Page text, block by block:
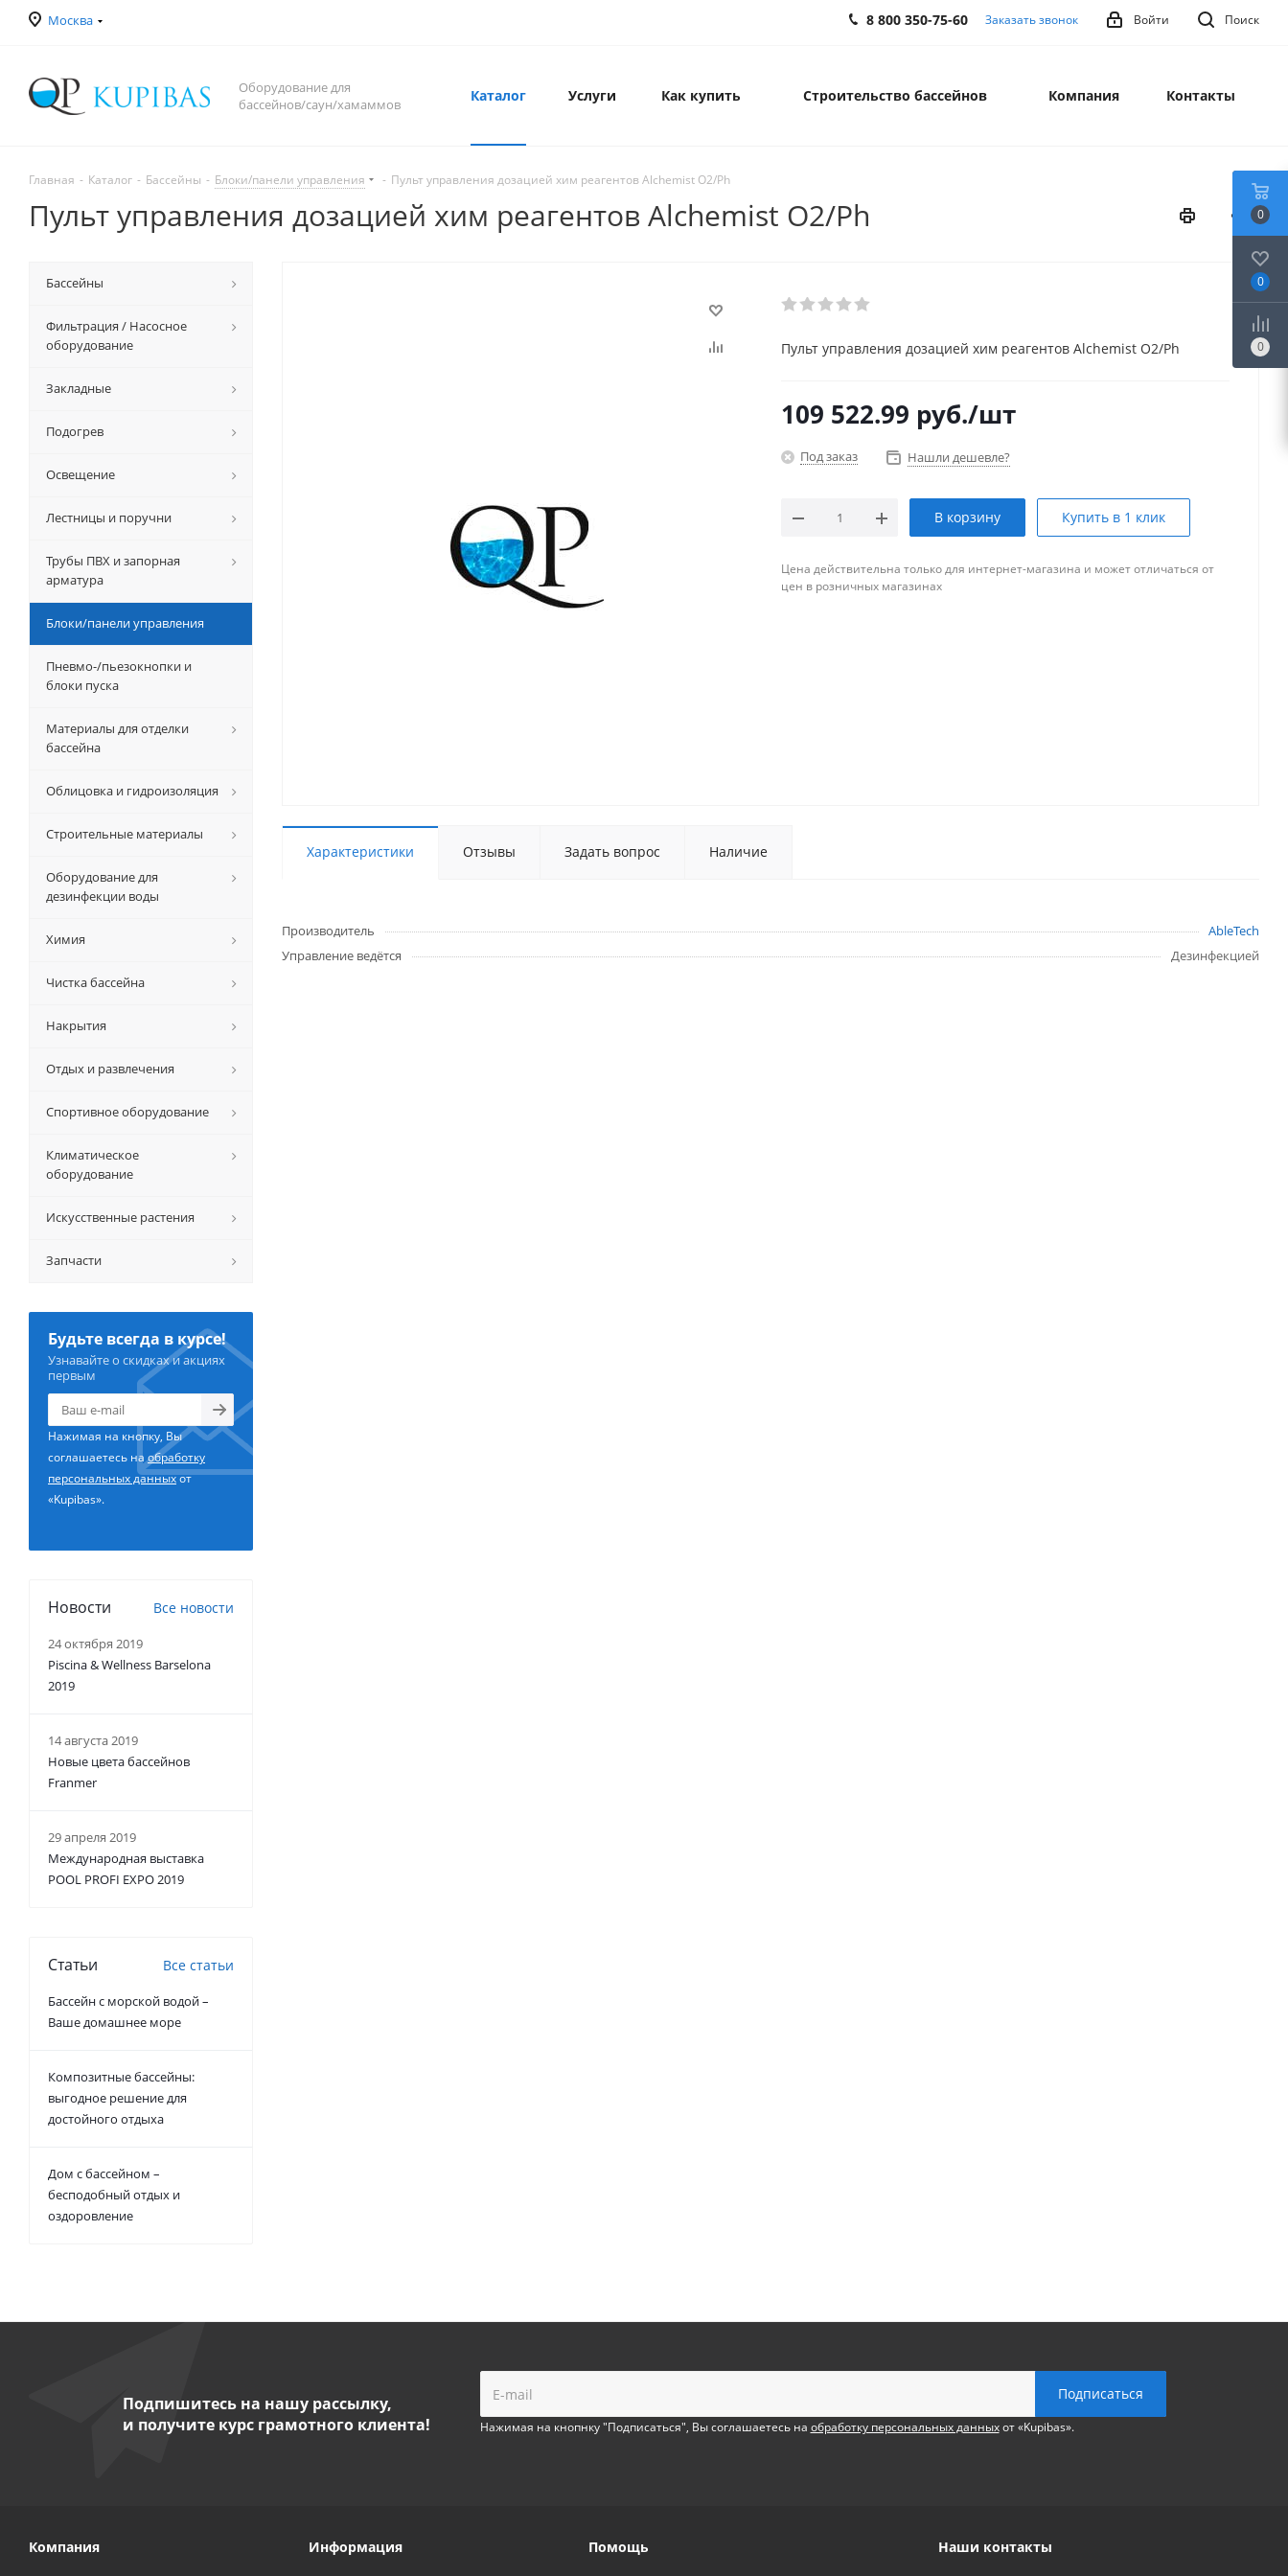
Москва Поиск
Войти
8 800 350-75-60 Заказать звонок
Оборудование для
бассейнов/саун/хамаммов
Каталог Услуги Как купить Строительство бассейнов Компания Контакты
Главная - Каталог - Бассейны - Блоки/панели управления - Пульт управления дозацией хим реагентов Alchemist O2/Ph
Пульт управления дозацией хим реагентов Alchemist O2/Ph
Пульт управления дозацией хим реагентов Alchemist O2/Ph
109 522.99 руб./шт
Под заказ Нашли дешевле?
В корзину Купить в 1 клик
Цена действительна только для интернет-магазина и может отличаться от
цен в розничных магазинах
Характеристики Отзывы Задать вопрос Наличие
Производитель
AbleTech
Управление ведётся
Дезинфекцией
Бассейны
Фильтрация / Насосное
оборудование
Закладные
Подогрев
Освещение
Лестницы и поручни
Трубы ПВХ и запорная
арматура
Блоки/панели управления
Пневмо-/пьезокнопки и
блоки пуска
Материалы для отделки
бассейна
Облицовка и гидроизоляция
Строительные материалы
Оборудование для
дезинфекции воды
Химия
Чистка бассейна
Накрытия
Отдых и развлечения
Спортивное оборудование
Климатическое
оборудование
Искусственные растения
Запчасти
Будьте всегда в курсе!
Узнавайте о скидках и акциях
первым
Нажимая на кнопку, Вы
соглашаетесь наобработку
персональных данныхот
«Kupibas».
Новости Все новости
24 октября 2019
Piscina & Wellness Barselona
2019
14 августа 2019
Новые цвета бассейнов
Franmer
29 апреля 2019
Международная выставка
POOL PROFI EXPO 2019
Статьи Все статьи
Бассейн с морской водой –
Ваше домашнее море
Композитные бассейны:
выгодное решение для
достойного отдыха
Дом с бассейном –
бесподобный отдых и
оздоровление
Подпишитесь на нашу рассылку,
и получите курс грамотного клиента!
Нажимая на кнопнку "Подписаться", Вы соглашаетесь на обработку персональных данныхот «Kupibas».
Компания Информация Помощь Наши контакты
0
0
0